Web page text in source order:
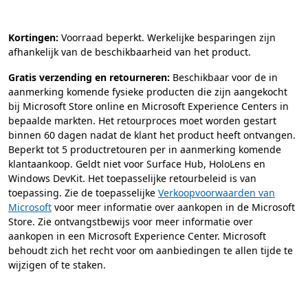
Kortingen: Voorraad beperkt. Werkelijke besparingen zijn
afhankelijk van de beschikbaarheid van het product.
Gratis verzending en retourneren: Beschikbaar voor de in
aanmerking komende fysieke producten die zijn aangekocht
bij Microsoft Store online en Microsoft Experience Centers in
bepaalde markten. Het retourproces moet worden gestart
binnen 60 dagen nadat de klant het product heeft ontvangen.
Beperkt tot 5 productretouren per in aanmerking komende
klantaankoop. Geldt niet voor Surface Hub, HoloLens en
Windows DevKit. Het toepasselijke retourbeleid is van
toepassing. Zie de toepasselijke Verkoopvoorwaarden van
Microsoft voor meer informatie over aankopen in de Microsoft
Store. Zie ontvangstbewijs voor meer informatie over
aankopen in een Microsoft Experience Center. Microsoft
behoudt zich het recht voor om aanbiedingen te allen tijde te
wijzigen of te staken.